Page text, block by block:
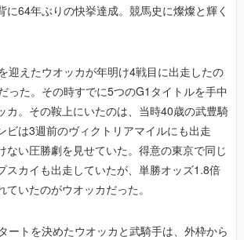
に64年ぶりの快挙達成。競馬史に燦燦と輝く
迎えたウオッカが年明け4戦目に出走したの
った。その時すでに5つのG1タイトルを手中
カ。その鞍上にいたのは、当時40歳の武豊騎
ビは3週前のヴィクトリアマイルにも出走
ない圧勝劇を見せていた。得意の東京で同じ
スカイも出走していたが、単勝オッズ1.8倍
いたのがウオッカだった。
ートを決めたウオッカと武騎手は、外枠から